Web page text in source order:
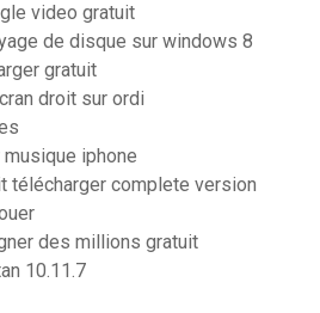
video gratuit
de disque sur windows 8
gratuit
droit sur ordi
iphone
télécharger complete version
des millions gratuit
10.11.7